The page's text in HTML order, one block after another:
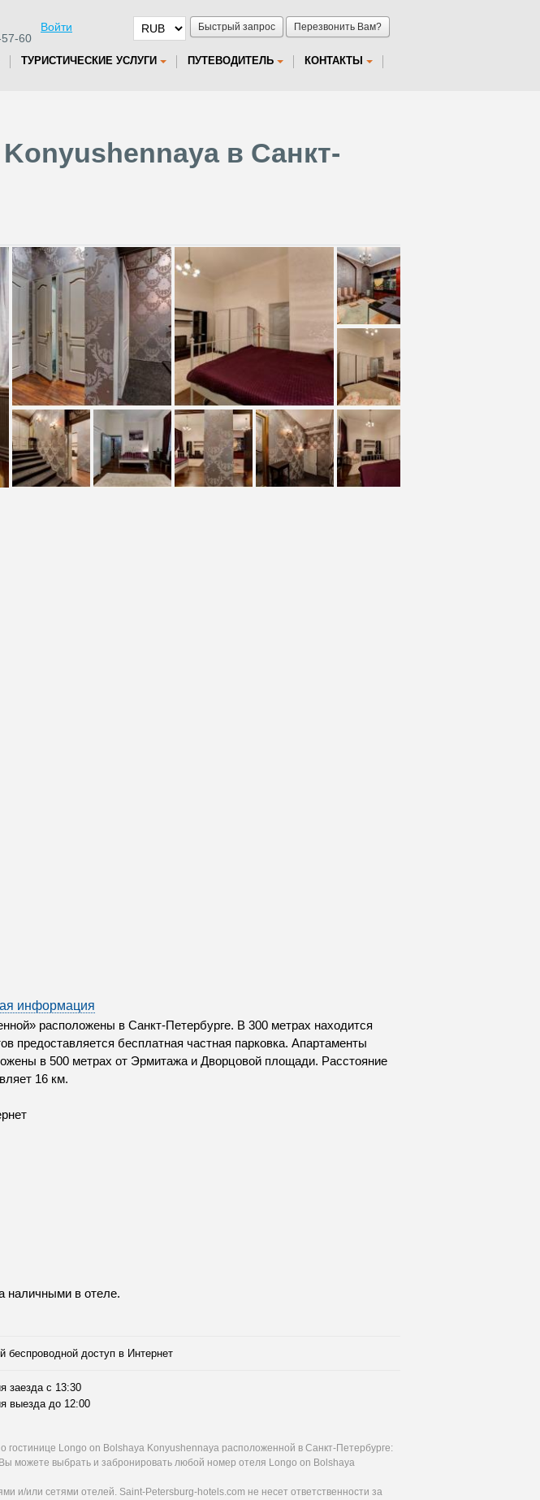
Быстрый запрос Перезвонить Вам?
60
Войти
ТУРИСТИЧЕСКИЕ УСЛУГИ ПУТЕВОДИТЕЛЬ КОНТАКТЫ
в Санкт-
информация
расположены в Санкт-Петербурге. В 300 метрах находится
предоставляется бесплатная частная парковка. Апартаменты
в 500 метрах от Эрмитажа и Дворцовой площади. Расстояние
16 км.
наличными в отеле.
беспроводной доступ в Интернет
заезда с 13:30
выезда до 12:00
гостинице Longo on Bolshaya Konyushennaya расположенной в Санкт-Петербурге:
можете выбрать и забронировать любой номер отеля Longo on Bolshaya
и/или сетями отелей. Saint-Petersburg-hotels.com не несет ответственности за